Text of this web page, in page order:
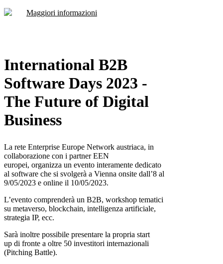
International B2B
Software Days 2023 -
The Future of Digital
Business
La rete Enterprise Europe Network austriaca, in
collaborazione con i partner EEN
europei, organizza un evento interamente dedicato
al software che si svolgerà a Vienna onsite dall’8 al
9/05/2023 e online il 10/05/2023.
L’evento comprenderà un B2B, workshop tematici
su metaverso, blockchain, intelligenza artificiale,
strategia IP, ecc.
Sarà inoltre possibile presentare la propria start
up di fronte a oltre 50 investitori internazionali
(Pitching Battle).
Maggiori informazioni